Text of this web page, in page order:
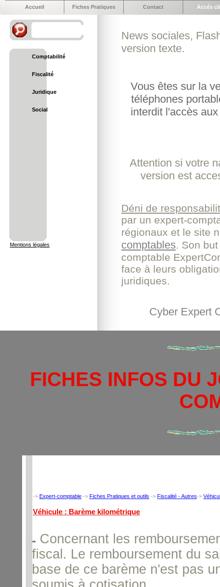
Accueil Fiches Pratiques Contact Accés
Comptabilité
Fiscalité
Juridique
Social
Mentions légales
News sociales,
version texte.
Vous êtes sur la
téléphones
interdit l'accès
Attention si votre
version est
Déni de
par un expert-
régionaux et le site
comptables. Son
comptable
face à leurs
juridiques.
Cyber Expert
FICHES INFOS DU
-> Expert-comptable -> Fiches Pratiques et outils -> Fiscalité - Autres->
Véhicule : Barème kilométrique
Concernant les
fiscal. Le remboursement du
base de ce barème n'est pas